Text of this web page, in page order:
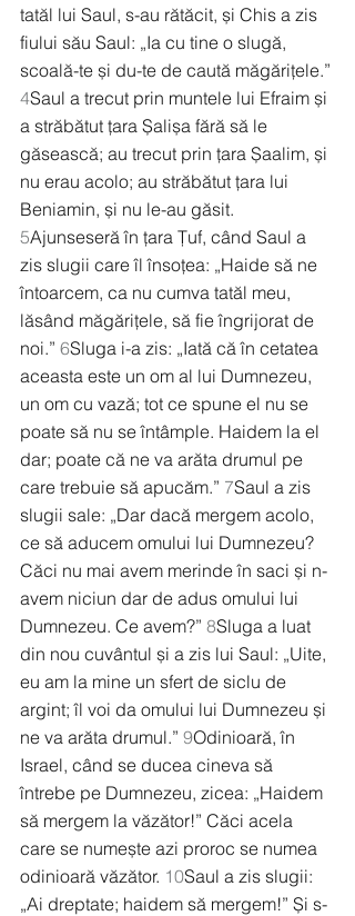
tatăl lui Saul, s-au rătăcit, și Chis a zis
fiului său Saul: „Ia cu tine o slugă,
scoală-te și du-te de caută măgărițele.”
4Saul a trecut prin muntele lui Efraim și
a străbătut țara Șalișa fără să le
găsească; au trecut prin țara Șaalim, și
nu erau acolo; au străbătut țara lui
Beniamin, și nu le-au găsit.
5Ajunseseră în țara Țuf, când Saul a
zis slugii care îl însoțea: „Haide să ne
întoarcem, ca nu cumva tatăl meu,
lăsând măgărițele, să fie îngrijorat de
noi.” 6Sluga i-a zis: „Iată că în cetatea
aceasta este un om al lui Dumnezeu,
un om cu vază; tot ce spune el nu se
poate să nu se întâmple. Haidem la el
dar; poate că ne va arăta drumul pe
care trebuie să apucăm.” 7Saul a zis
slugii sale: „Dar dacă mergem acolo,
ce să aducem omului lui Dumnezeu?
Căci nu mai avem merinde în saci și n-
avem niciun dar de adus omului lui
Dumnezeu. Ce avem?” 8Sluga a luat
din nou cuvântul și a zis lui Saul: „Uite,
eu am la mine un sfert de siclu de
argint; îl voi da omului lui Dumnezeu și
ne va arăta drumul.” 9Odinioară, în
Israel, când se ducea cineva să
întrebe pe Dumnezeu, zicea: „Haidem
să mergem la văzător!” Căci acela
care se numește azi proroc se numea
odinioară văzător. 10Saul a zis slugii:
„Ai dreptate; haidem să mergem!” Și s-